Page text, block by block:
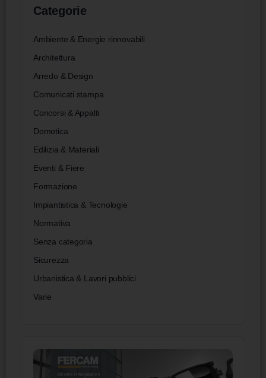
Categorie
Ambiente & Energie rinnovabili
Architettura
Arredo & Design
Comunicati stampa
Concorsi & Appalti
Domotica
Edilizia & Materiali
Eventi & Fiere
Formazione
Impiantistica & Tecnologie
Normativa
Senza categoria
Sicurezza
Urbanistica & Lavori pubblici
Varie